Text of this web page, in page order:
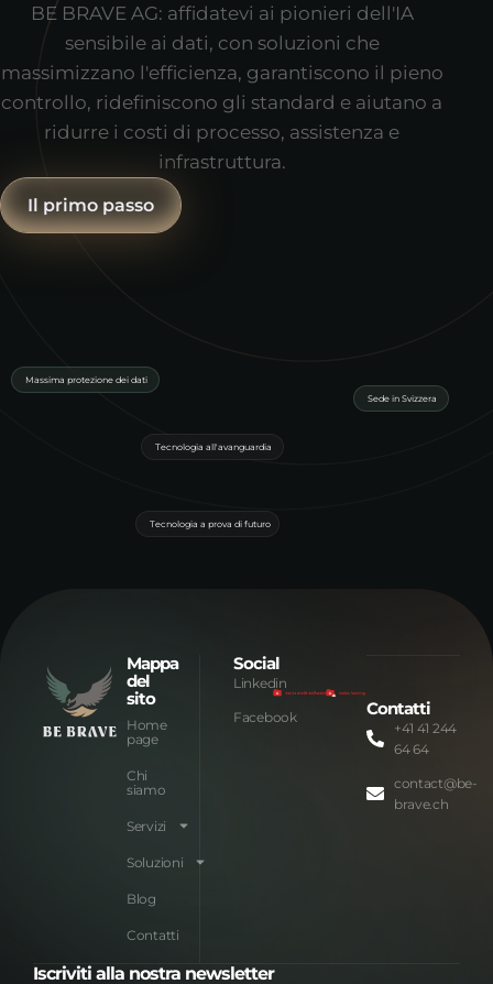
BE BRAVE AG: affidatevi ai pionieri dell'IA
sensibile ai dati, con soluzioni che
massimizzano l'efficienza, garantiscono il pieno
controllo, ridefiniscono gli standard e aiutano a
ridurre i costi di processo, assistenza e
infrastruttura.
Il primo passo
Massima protezione dei dati
Sede in Svizzera
Tecnologia all'avanguardia
Tecnologia a prova di futuro
Mappa
del
sito
Home
page
Chi
siamo
Servizi
Soluzioni
Blog
Contatti
Social
Linkedin
Facebook Contatti
+41 41 244
64 64
contact@be-
brave.ch
Iscriviti alla nostra newsletter